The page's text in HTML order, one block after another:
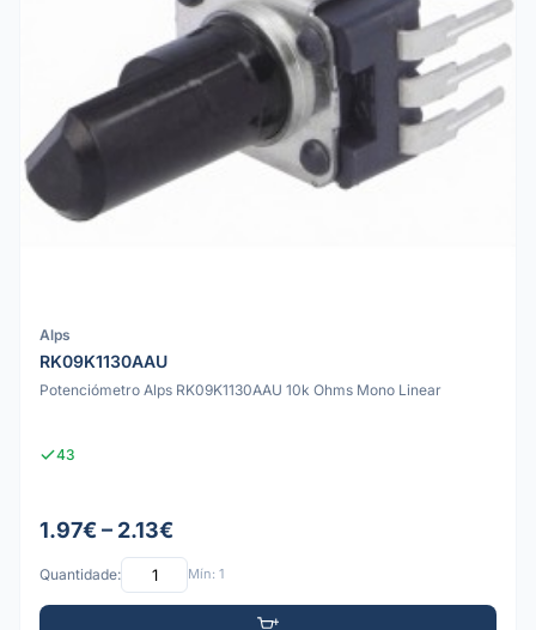
Alps
RK09K1130AAU
Potenciómetro Alps RK09K1130AAU 10k Ohms Mono Linear
43
1.97€ – 2.13€
Quantidade: Mín: 1